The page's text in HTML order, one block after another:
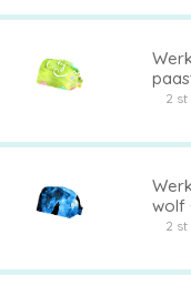
2 st
wolf
2 st